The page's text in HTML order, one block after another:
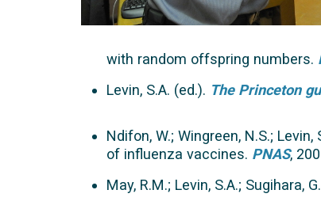
with random offspring numbers.
Levin, S.A. (ed.). The Princeton
Ndifon, W.; Wingreen, N.S.;
of influenza vaccines. PNAS,
May, R.M.; Levin, S.A.; Sugihara,